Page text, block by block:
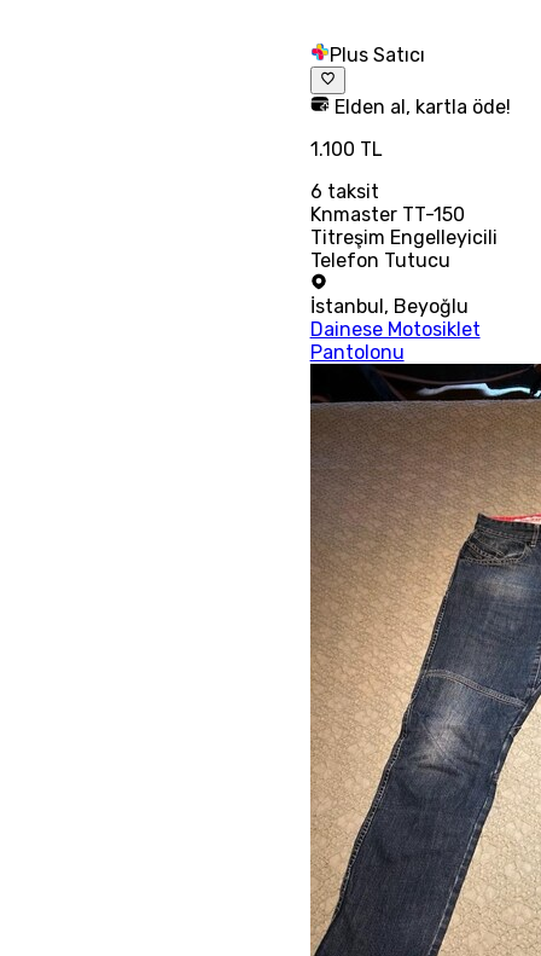
Plus Satıcı
Elden al, kartla öde!
1.100 TL
6 taksit
Knmaster TT-150
Titreşim Engelleyicili
Telefon Tutucu
İstanbul, Beyoğlu
Dainese Motosiklet
Pantolonu